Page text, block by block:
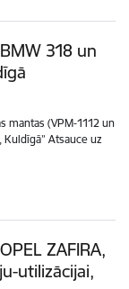
318 un
mantas (VPM-1112 un
Atsauce uz
ZAFIRA,
utilizācijai,